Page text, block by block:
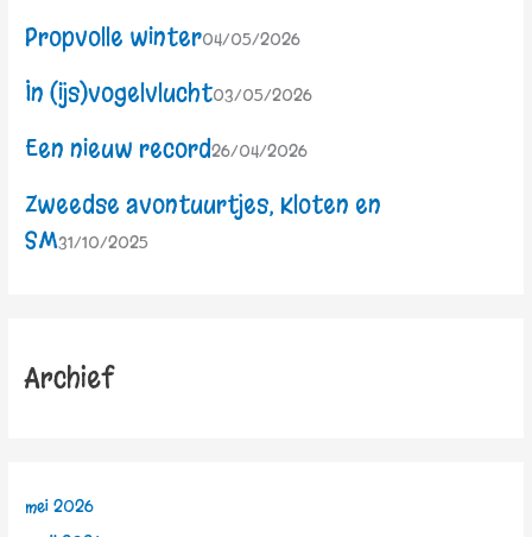
Propvolle winter04/05/2026
In (ijs)vogelvlucht03/05/2026
Een nieuw record26/04/2026
Zweedse avontuurtjes, Kloten en
SM31/10/2025
Archief
mei 2026